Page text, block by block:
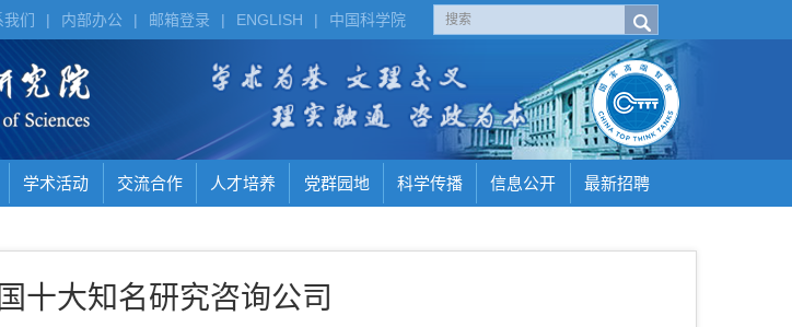
中国科学院
|
ENGLISH
|
邮箱登录
|
内部办公
|
我们
学术活动 交流合作 人才培养 党群园地 科学传播 信息公开 最新招聘
十大知名研究咨询公司